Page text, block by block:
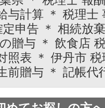
与計算 ＊ 税理士
申告 ＊ 相続放
贈与 ＊ 飲食店
照表 ＊ 伊丹市
前贈与 ＊ 記帳代